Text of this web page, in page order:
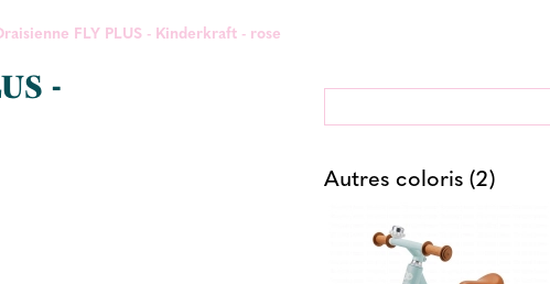
FLY PLUS - Kinderkraft - rose
-
Autres coloris (2)